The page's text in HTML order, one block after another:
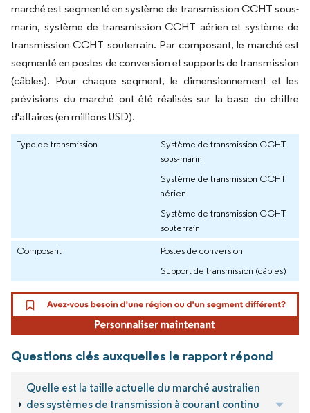
marché est segmenté en système de transmission CCHT sous-
marin, système de transmission CCHT aérien et système de
transmission CCHT souterrain. Par composant, le marché est
segmenté en postes de conversion et supports de transmission
(câbles). Pour chaque segment, le dimensionnement et les
prévisions du marché ont été réalisés sur la base du chiffre
d'affaires (en millions USD).
Type de transmission
Système de transmission CCHT
sous-marin
Système de transmission CCHT
aérien
Système de transmission CCHT
souterrain
Composant
Postes de conversion
Support de transmission (câbles)
Questions clés auxquelles le rapport répond
Quelle est la taille actuelle du marché australien
des systèmes de transmission à courant continu